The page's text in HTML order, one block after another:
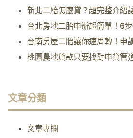
新北二胎怎麼貸？超完整介紹
台北房地二胎申辦超簡單！6
台南房屋二胎讓你速周轉！申
桃園農地貸款只要找對申貸管
文章分類
文章專欄